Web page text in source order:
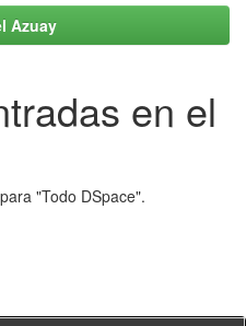
Azuay
en el
"Todo DSpace".